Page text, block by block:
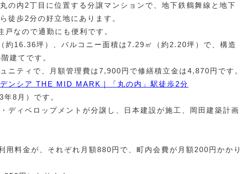
の内2丁目に位置する分譲マンションで、地下鉄鶴舞線と地下
徒歩2分の好立地にあります。
なので通勤にも便利です。
約16.36坪）、バルコニー面積は7.29㎡（約2.20坪）で、構造
建てです。
ニティで、月額管理費は7,900円で修繕積立金は4,870円です。
ンシア THE MID MARK｜「丸の内」駅徒歩2分
8月）です。
ディベロップメントが分譲し、日本建設が施工、岡田建築計画
用料金が、それぞれ月額880円で、町内会費が月額200円かかり